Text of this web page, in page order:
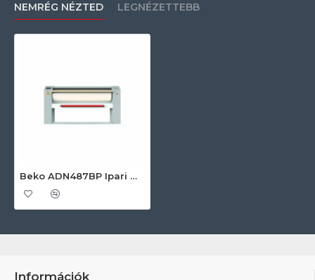
NEMRÉG NÉZTED LEGNÉZETTEBB
Beko ADN487BP Ipari mángorló
Információk